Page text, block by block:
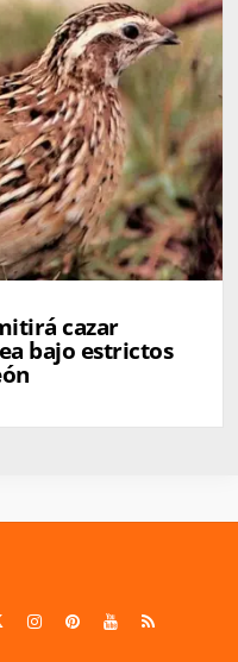
cazar
bajo estrictos